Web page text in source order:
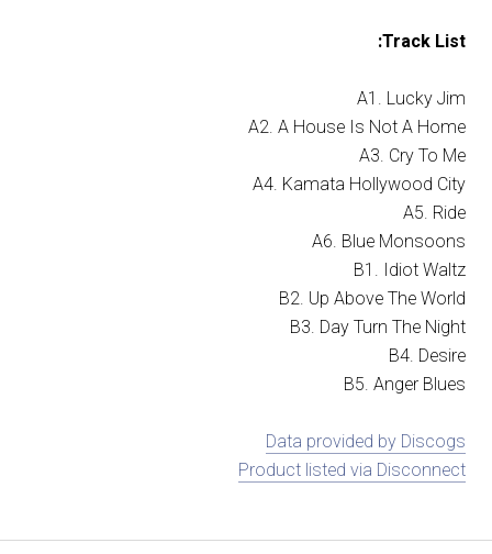
Track List:
A1. Lucky Jim
A2. A House Is Not A Home
A3. Cry To Me
A4. Kamata Hollywood City
A5. Ride
A6. Blue Monsoons
B1. Idiot Waltz
B2. Up Above The World
B3. Day Turn The Night
B4. Desire
B5. Anger Blues
Data provided by Discogs
Product listed via Disconnect